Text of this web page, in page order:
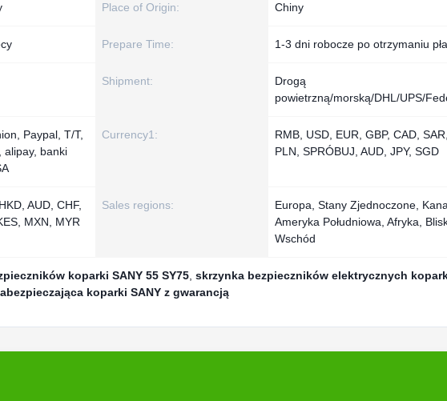
Place of Origin: Chiny
Prepare Time: 1-3 dni robocze po otrzymaniu
Shipment:
Drogą
powietrzną/morską/DHL/UPS/
Paypal, T/T,
alipay, banki
Currency1:
RMB, USD, EUR, GBP, CAD,
PLN, SPRÓBUJ, AUD, JPY, SGD
AUD, CHF,
MXN, MYR
Sales regions:
Europa, Stany Zjednoczone,
Ameryka Południowa, Afryka,
Wschód
koparki SANY 55 SY75 skrzynka bezpieczników elektrycznych
koparki SANY z gwarancją